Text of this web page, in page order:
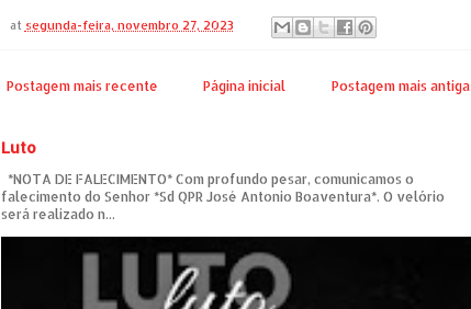
at segunda-feira, novembro 27, 2023
Postagem mais recente Postagem mais antiga
Página inicial
Luto
*NOTA DE FALECIMENTO* Com profundo pesar, comunicamos o
falecimento do Senhor *Sd QPR José Antonio Boaventura*. O velório
será realizado n...